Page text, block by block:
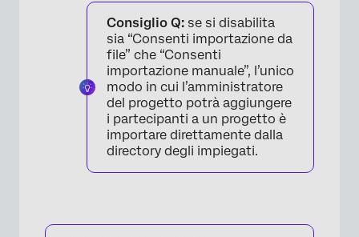
Consiglio Q: se si disabilita
sia “Consenti importazione da
file” che “Consenti
importazione manuale”, l’unico
modo in cui l’amministratore
del progetto potrà aggiungere
i partecipanti a un progetto è
importare direttamente dalla
directory degli impiegati.